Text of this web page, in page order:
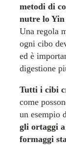
metodi di
nutre lo Yin
Una regola
ogni cibo
ed è
digestione
Tutti i cibi
come
un esempio
gli ortaggi
formaggi